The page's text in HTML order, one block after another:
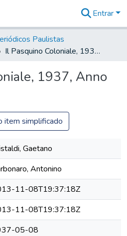
&
Coleções
Tudo na
Digital
Entrar
Paulistas
Il Pasquino Coloniale, 1937, Anno XXXI, n. 1401
1937, Anno
item simplificado
Gaetano
Antonino
11-08T19:37:18Z
11-08T19:37:18Z
05-08